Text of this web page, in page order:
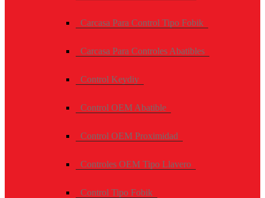
Carcasa Para Control Tipo Fobik
Carcasa Para Controles Abatibles
Control Keydiy
Control OEM Abatible
Control OEM Proximidad
Controles OEM Tipo Llavero
Control Tipo Fobik